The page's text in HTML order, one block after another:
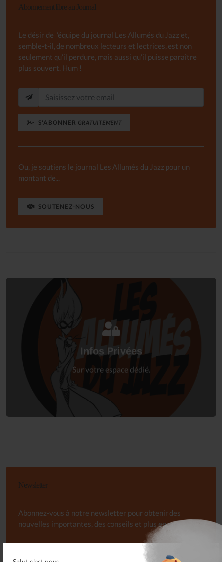
Abonnement libre au Journal
Le désir de l'équipe du journal Les Allumés du Jazz et,
semble-t-il, de nombreux lecteurs et lectrices, est non
seulement qu'il perdure, mais aussi qu'il puisse paraître
plus souvent. Hum !
S'ABONNER GRATUITEMENT
Ou, je soutiens le journal Les Allumés du Jazz pour un
montant de...
SOUTENEZ-NOUS
Infos Privées
Sur votre espace dédié.
Connectez-vous
Newsletter
Abonnez-vous à notre newsletter pour obtenir des
nouvelles importantes, des conseils et plus encore.